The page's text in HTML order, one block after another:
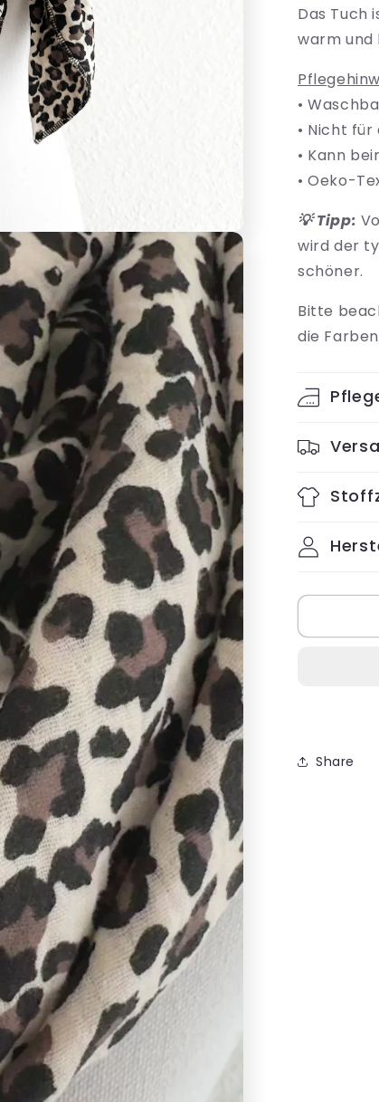
Das Tuch
warm und
•
• Nicht
• Kann
• Oeko-
💡 Tipp:
wird der
schöner.
Bitte
die
Share